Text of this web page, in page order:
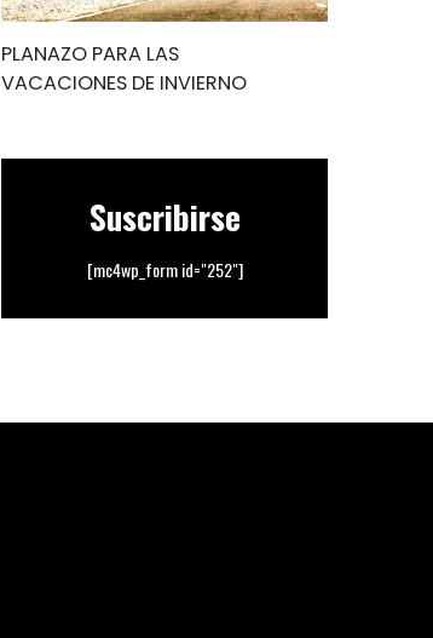
PLANAZO PARA LAS
VACACIONES DE INVIERNO
Suscribirse
[mc4wp_form id="252"]